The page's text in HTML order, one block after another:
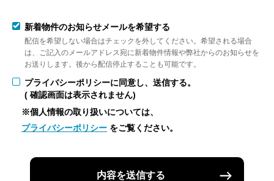
新着物件のお知らせメールを希望する
配信を希望しない場合はチェックを外してください。希望される場合
は、ご記入のメールアドレス宛に新着物件情報や弊社からのお知らせを
お送りします。後から配信停止することも可能です。
プライバシーポリシーに同意し、送信する。
( 確認画面は表示されません)
※個人情報の取り扱いについては、
プライバシーポリシー をご覧ください。
内容を送信する